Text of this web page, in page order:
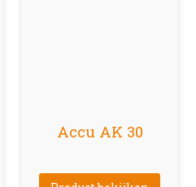
Accu AK 30